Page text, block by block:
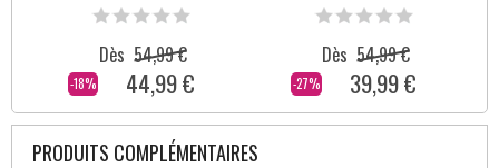
-18%
Dès 54,99 €
44,99 € -27%
Dès 54,99 €
39,99 €
PRODUITS COMPLÉMENTAIRES